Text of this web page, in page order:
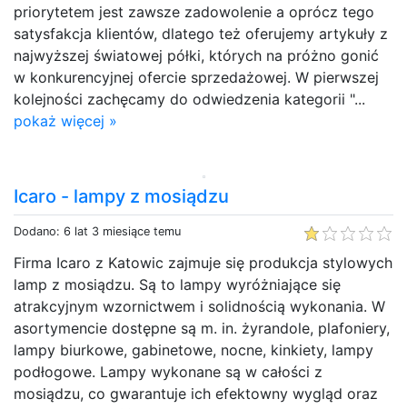
priorytetem jest zawsze zadowolenie a oprócz tego
satysfakcja klientów, dlatego też oferujemy artykuły z
najwyższej światowej półki, których na próżno gonić
w konkurencyjnej ofercie sprzedażowej. W pierwszej
kolejności zachęcamy do odwiedzenia kategorii "...
pokaż więcej »
Icaro - lampy z mosiądzu
Dodano: 6 lat 3 miesiące temu
Firma Icaro z Katowic zajmuje się produkcja stylowych
lamp z mosiądzu. Są to lampy wyróżniające się
atrakcyjnym wzornictwem i solidnością wykonania. W
asortymencie dostępne są m. in. żyrandole, plafoniery,
lampy biurkowe, gabinetowe, nocne, kinkiety, lampy
podłogowe. Lampy wykonane są w całości z
mosiądzu, co gwarantuje ich efektowny wygląd oraz